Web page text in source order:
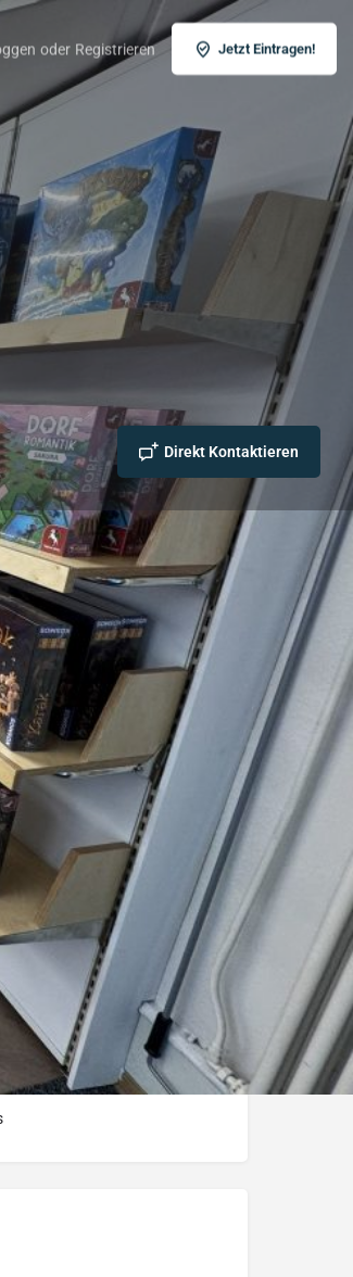
oder Registrieren Jetzt Eintragen!
Direkt Kontaktieren
Inserat Melden
Heute geschlossen